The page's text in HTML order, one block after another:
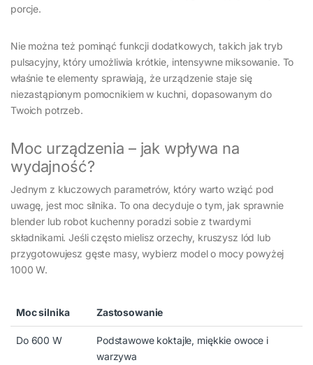
porcje.
Nie można też pominąć funkcji dodatkowych, takich jak tryb
pulsacyjny, który umożliwia krótkie, intensywne miksowanie. To
właśnie te elementy sprawiają, że urządzenie staje się
niezastąpionym pomocnikiem w kuchni, dopasowanym do
Twoich potrzeb.
Moc urządzenia – jak wpływa na
wydajność?
Jednym z kluczowych parametrów, który warto wziąć pod
uwagę, jest moc silnika. To ona decyduje o tym, jak sprawnie
blender lub robot kuchenny poradzi sobie z twardymi
składnikami. Jeśli często mielisz orzechy, kruszysz lód lub
przygotowujesz gęste masy, wybierz model o mocy powyżej
1000 W.
Moc silnika Zastosowanie
Do 600 W
Podstawowe koktajle, miękkie owoce i
warzywa